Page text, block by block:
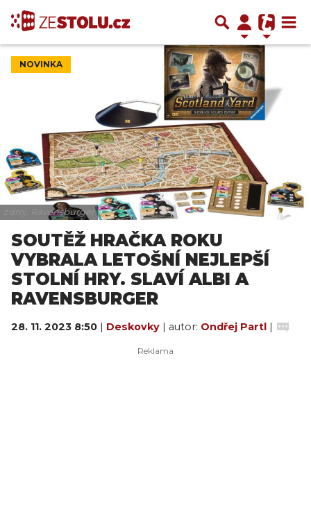
NOVINKA
zdroj: Ravensburger
SOUTĚŽ HRAČKA ROKU
VYBRALA LETOŠNÍ NEJLEPŠÍ
STOLNÍ HRY. SLAVÍ ALBI A
RAVENSBURGER
28. 11. 2023 8:50 | Deskovky | autor: Ondřej Partl |